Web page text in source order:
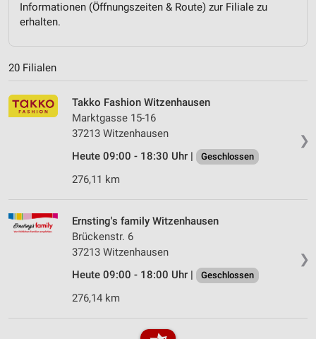
Informationen (Öffnungszeiten & Route) zur Filiale zu
erhalten.
20 Filialen
❯
Takko Fashion Witzenhausen
Marktgasse 15-16
37213 Witzenhausen
Heute 09:00 - 18:30 Uhr |
Geschlossen
276,11 km
❯
Ernsting's family Witzenhausen
Brückenstr. 6
37213 Witzenhausen
Heute 09:00 - 18:00 Uhr |
Geschlossen
276,14 km